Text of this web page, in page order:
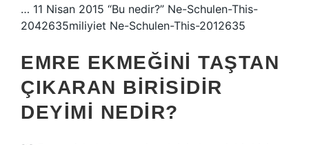
… 11 Nisan 2015 “Bu nedir?” Ne-Schulen-This-
2042635miliyiet Ne-Schulen-This-2012635
EMRE EKMEĞINI TAŞTAN
ÇIKARAN BIRISIDIR
DEYIMI NEDIR?